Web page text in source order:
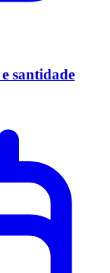
santidade